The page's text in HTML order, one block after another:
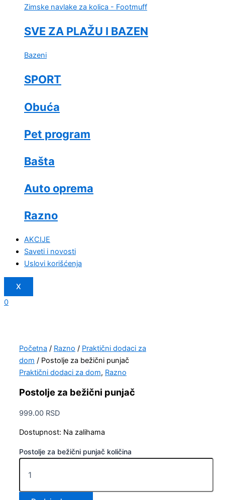
Zimske navlake za kolica - Footmuff
SVE ZA PLAŽU I BAZEN
Bazeni
SPORT
Obuća
Pet program
Bašta
Auto oprema
Razno
AKCIJE
Saveti i novosti
Uslovi korišćenja
X
0
Početna / Razno / Praktični dodaci za
dom / Postolje za bežični punjač
Praktični dodaci za dom, Razno
Postolje za bežični punjač
999.00 RSD
Dostupnost: Na zalihama
Postolje za bežični punjač količina